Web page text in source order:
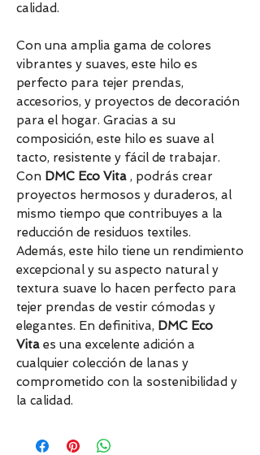
calidad.
Con una amplia gama de colores
vibrantes y suaves, este hilo es
perfecto para tejer prendas,
accesorios, y proyectos de decoración
para el hogar. Gracias a su
composición, este hilo es suave al
tacto, resistente y fácil de trabajar.
Con DMC Eco Vita , podrás crear
proyectos hermosos y duraderos, al
mismo tiempo que contribuyes a la
reducción de residuos textiles.
Además, este hilo tiene un rendimiento
excepcional y su aspecto natural y
textura suave lo hacen perfecto para
tejer prendas de vestir cómodas y
elegantes. En definitiva, DMC Eco
Vita es una excelente adición a
cualquier colección de lanas y
comprometido con la sostenibilidad y
la calidad.